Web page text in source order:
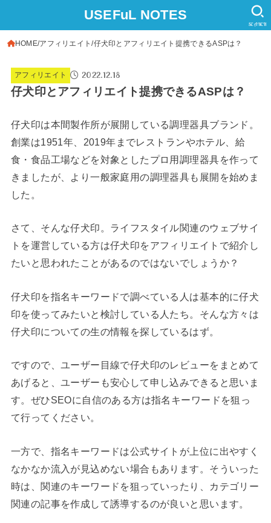
USEFuL NOTES
SEARCH
HOME アフィリエイト 仔犬印とアフィリエイト提携できるASPは？
アフィリエイト 2022.12.18
仔犬印とアフィリエイト提携できるASPは？
仔犬印は本間製作所が展開している調理器具ブランド。
創業は1951年、2019年までレストランやホテル、給
食・食品工場などを対象としたプロ用調理器具を作って
きましたが、より一般家庭用の調理器具も展開を始めま
した。
さて、そんな仔犬印。ライフスタイル関連のウェブサイ
トを運営している方は仔犬印をアフィリエイトで紹介し
たいと思われたことがあるのではないでしょうか？
仔犬印を指名キーワードで調べている人は基本的に仔犬
印を使ってみたいと検討している人たち。そんな方々は
仔犬印についての生の情報を探しているはず。
ですので、ユーザー目線で仔犬印のレビューをまとめて
あげると、ユーザーも安心して申し込みできると思いま
す。ぜひSEOに自信のある方は指名キーワードを狙っ
て行ってください。
一方で、指名キーワードは公式サイトが上位に出やすく
なかなか流入が見込めない場合もあります。そういった
時は、関連のキーワードを狙っていったり、カテゴリー
関連の記事を作成して誘導するのが良いと思います。